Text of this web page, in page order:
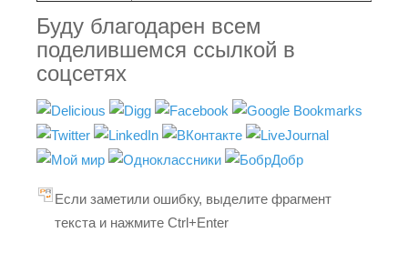
Буду благодарен всем
поделившемся ссылкой в
соцсетях
Если заметили ошибку, выделите фрагмент
текста и нажмите Ctrl+Enter